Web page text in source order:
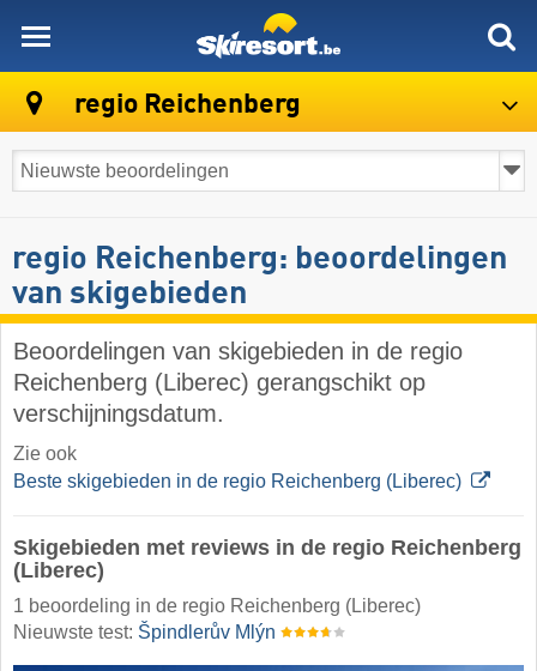
regio Reichenberg
regio Reichenberg: beoordelingen
van skigebieden
Beoordelingen van skigebieden in de regio
Reichenberg (Liberec) gerangschikt op
verschijningsdatum.
Zie ook
Beste skigebieden in de regio Reichenberg (Liberec)
Skigebieden met reviews in de regio Reichenberg
(Liberec)
1 beoordeling in de regio Reichenberg (Liberec)
Nieuwste test: Špindlerův Mlýn